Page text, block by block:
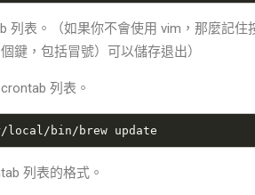
列表。（如果你不會使用 vim，那麼記
鍵，包括冒號）可以儲存退出）
列表。
列表的格式。